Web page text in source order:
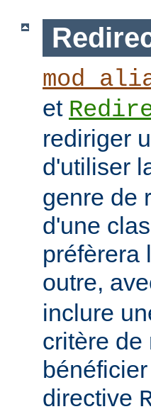
et
rediriger
d'utiliser
genre de
d'une
préfèrera
outre,
inclure
critère de
directive